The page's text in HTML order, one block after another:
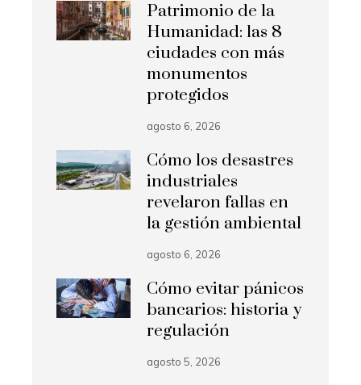
Patrimonio de la
Humanidad: las 8
ciudades con más
monumentos
protegidos
agosto 6, 2026
Cómo los desastres
industriales
revelaron fallas en
la gestión ambiental
agosto 6, 2026
Cómo evitar pánicos
bancarios: historia y
regulación
agosto 5, 2026